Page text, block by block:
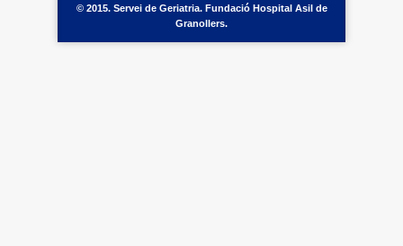
© 2015. Servei de Geriatria. Fundació Hospital Asil de
Granollers.